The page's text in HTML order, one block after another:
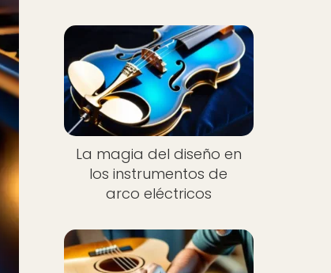
Nuevo
La magia del diseño en
los instrumentos de
arco eléctricos